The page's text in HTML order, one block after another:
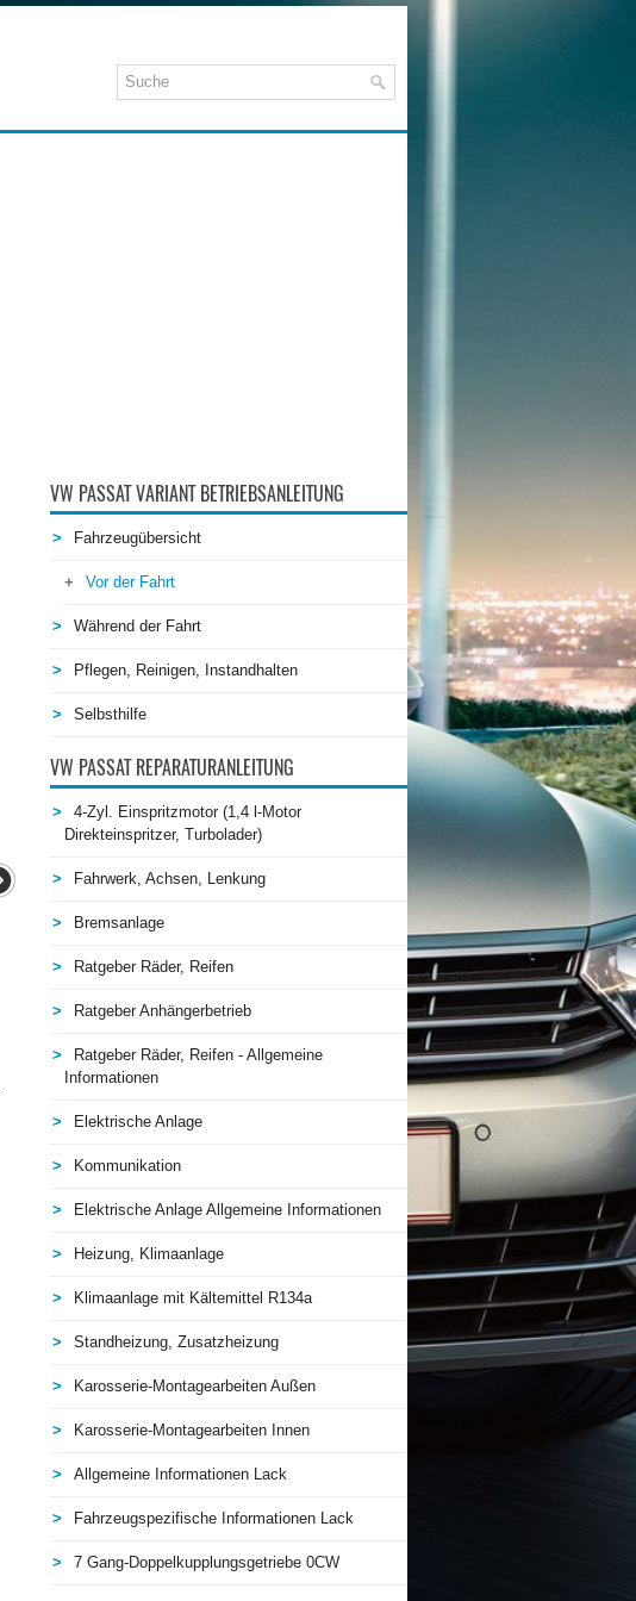
VW PASSAT VARIANT BETRIEBSANLEITUNG
Fahrzeugübersicht
Vor der Fahrt
Während der Fahrt
Pflegen, Reinigen, Instandhalten
Selbsthilfe
VW PASSAT REPARATURANLEITUNG
4-Zyl. Einspritzmotor (1,4 l-Motor
Direkteinspritzer, Turbolader)
Fahrwerk, Achsen, Lenkung
Bremsanlage
Ratgeber Räder, Reifen
Ratgeber Anhängerbetrieb
Ratgeber Räder, Reifen - Allgemeine
Informationen
Elektrische Anlage
Kommunikation
Elektrische Anlage Allgemeine Informationen
Heizung, Klimaanlage
Klimaanlage mit Kältemittel R134a
Standheizung, Zusatzheizung
Karosserie-Montagearbeiten Außen
Karosserie-Montagearbeiten Innen
Allgemeine Informationen Lack
Fahrzeugspezifische Informationen Lack
7 Gang-Doppelkupplungsgetriebe 0CW